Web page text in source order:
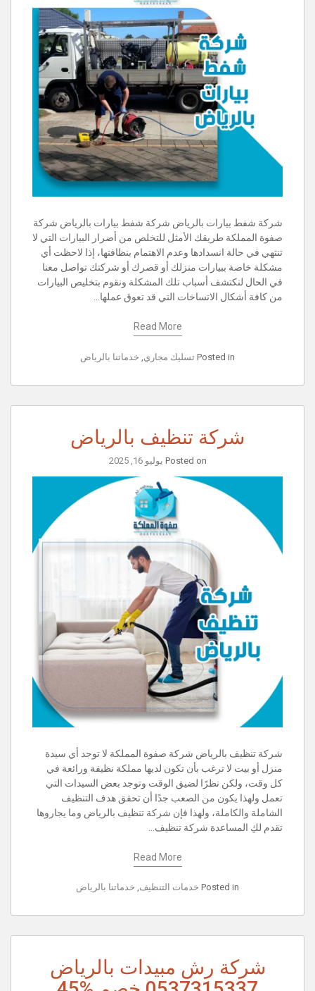
شركة شفط بيارات بالرياض شركة شفط بيارات بالرياض شركة
صفوة المملكة طريقك الأمثل للتخلص من أضرار البيارات التي لا
تنتهي في حالة انسدادها وعدم الاهتمام بنظافتها، إذا لاحظت أي
مشكلة خاصة ببيارات منزلك أو قصرك أو شركتك تواصل معنا
في الحال لنكتشف أسباب تلك المشكلة ونقوم بتخليص البيارات
من كافة أشكال الاتساخات التي قد تعوق عملها…
Read More
Posted in تسليك مجاري خدماتنا بالرياض
شركة تنظيف بالرياض
Posted on يوليو 16, 2025
شركة تنظيف بالرياض شركة صفوة المملكة لا توجد أي سيدة
منزل أو بيت لا ترغب بأن تكون لديها مملكة نظيفة ورائعة في
كل وقت، ولكن نظرًا لضيق الوقت وتوجد بعض السيدات التي
تعمل ولهذا يكون من الصعب جدًا أن تحقق هدف التنظيف
الشاملة والكاملة، ولهذا فإن شركة تنظيف بالرياض وما يجاروها
تقدم لكِ المساعدة شركة تنظيف…
Read More
Posted in خدمات التنظيف, خدماتنا بالرياض
شركة رش مبيدات بالرياض